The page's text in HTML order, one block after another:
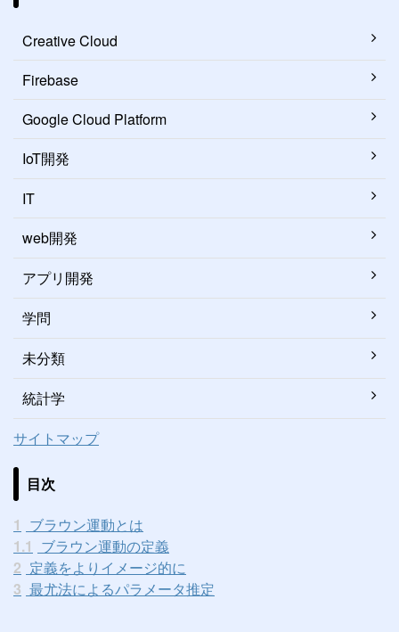
Creative Cloud
Firebase
Google Cloud Platform
IoT開発
IT
web開発
アプリ開発
学問
未分類
統計学
サイトマップ
目次
1 ブラウン運動とは
1.1 ブラウン運動の定義
2 定義をよりイメージ的に
3 最尤法によるパラメータ推定